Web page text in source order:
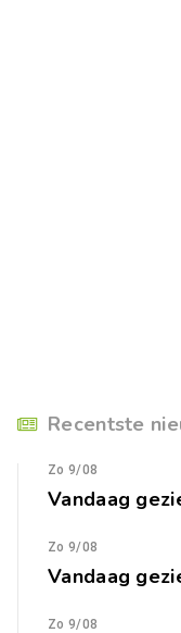
Recentste
Zo 9/08
Vandaag
Zo 9/08
Vandaag
Zo 9/08